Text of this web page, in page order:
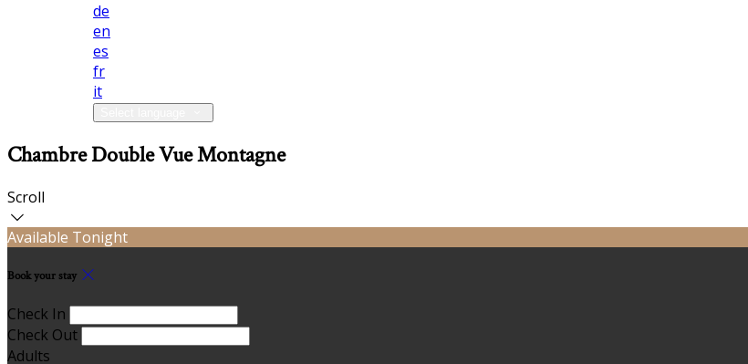
de
en
es
fr
it
Chambre Double Vue Montagne
Scroll
Available Tonight
Book your stay
Check In
Check Out
Adults